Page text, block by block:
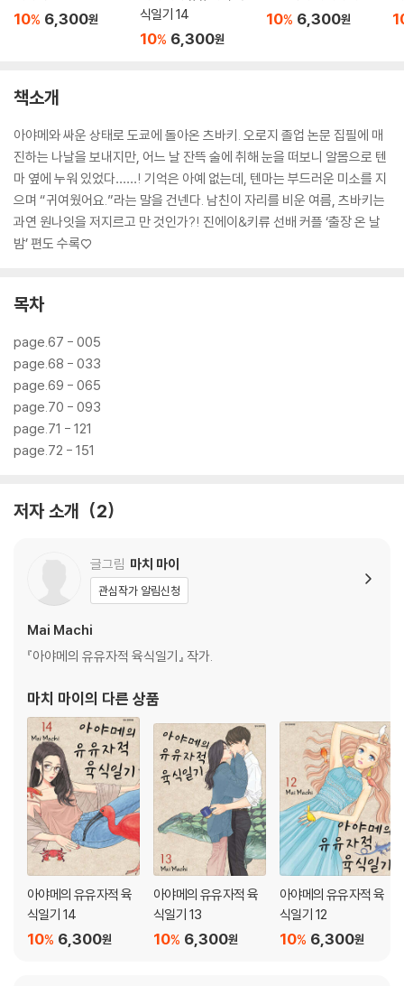
10% 6,300원
식일기 14
10% 6,300원
10% 6,300원
책소개
아야메와 싸운 상태로 도쿄에 돌아온 츠바키. 오로지 졸업 논문 집필에 매
진하는 나날을 보내지만, 어느 날 잔뜩 술에 취해 눈을 떠보니 알몸으로 텐
마 옆에 누워 있었다……! 기억은 아예 없는데, 텐마는 부드러운 미소를 지
으며 “귀여웠어요.”라는 말을 건넨다. 남친이 자리를 비운 여름, 츠바키는
과연 원나잇을 저지르고 만 것인가?! 진에이&키류 선배 커플 ‘출장 온 날
밤’ 편도 수록♡
목차
page.67 - 005
page.68 - 033
page.69 - 065
page.70 - 093
page.71 - 121
page.72 - 151
저자 소개 2
글그림 마치 마이
관심작가 알림신청
Mai Machi
『아야메의 유유자적 육식일기』 작가.
마치 마이 의 다른 상품
아야메의 유유자적 육
식일기 14
6,300원
10%
아야메의 유유자적 육
식일기 13
6,300원
10%
아야메의 유유자적 육
식일기 12
6,300원
10%